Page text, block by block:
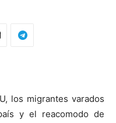
los migrantes varados
y el reacomodo de